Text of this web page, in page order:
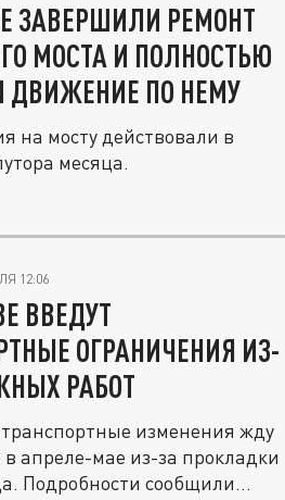
ЗАВЕРШИЛИ РЕМОНТ
МОСТА И ПОЛНОСТЬЮ
ДВИЖЕНИЕ ПО НЕМУ
на мосту действовали в
месяца.
12:06
ВВЕДУТ
ОГРАНИЧЕНИЯ ИЗ-
РАБОТ
изменения жду
апреле-мае из-за прокладки
Подробности сообщили...